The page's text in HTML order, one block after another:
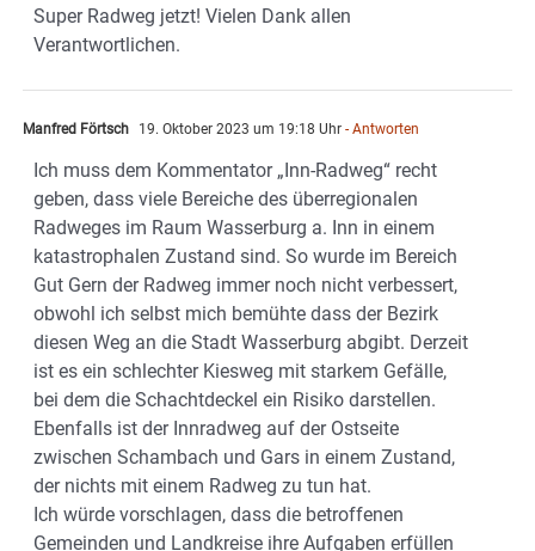
Super Radweg jetzt! Vielen Dank allen
Verantwortlichen.
Manfred Förtsch 19. Oktober 2023 um 19:18 Uhr - Antworten
Ich muss dem Kommentator „Inn-Radweg“ recht
geben, dass viele Bereiche des überregionalen
Radweges im Raum Wasserburg a. Inn in einem
katastrophalen Zustand sind. So wurde im Bereich
Gut Gern der Radweg immer noch nicht verbessert,
obwohl ich selbst mich bemühte dass der Bezirk
diesen Weg an die Stadt Wasserburg abgibt. Derzeit
ist es ein schlechter Kiesweg mit starkem Gefälle,
bei dem die Schachtdeckel ein Risiko darstellen.
Ebenfalls ist der Innradweg auf der Ostseite
zwischen Schambach und Gars in einem Zustand,
der nichts mit einem Radweg zu tun hat.
Ich würde vorschlagen, dass die betroffenen
Gemeinden und Landkreise ihre Aufgaben erfüllen